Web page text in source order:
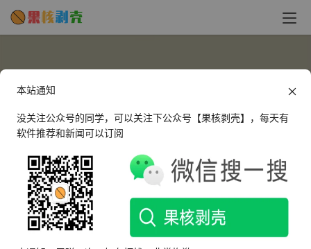
2771180466
这个人很懒，什么都没有留下～
本站通知
没关注公众号的同学，可以关注下公众号【果核剥壳】，每天有
软件推荐和新闻可以订阅